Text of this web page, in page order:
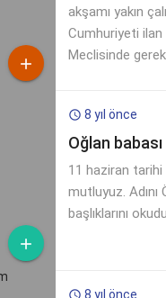

akşamı yakın
Cumhuriyeti ilan
Meclisinde

 8 yıl önce
Oğlan
11 haziran tarihi
mutluyuz. Adını
başlıklarını
 8 yıl önce